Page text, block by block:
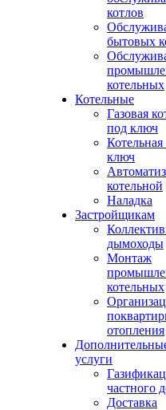
котлов
бытовых
котельных
Котельные
Газовая
под ключ
ключ
котельной
Наладка
Застройщикам
дымоходы
Монтаж
котельных
отопления
услуги
частного
Доставка